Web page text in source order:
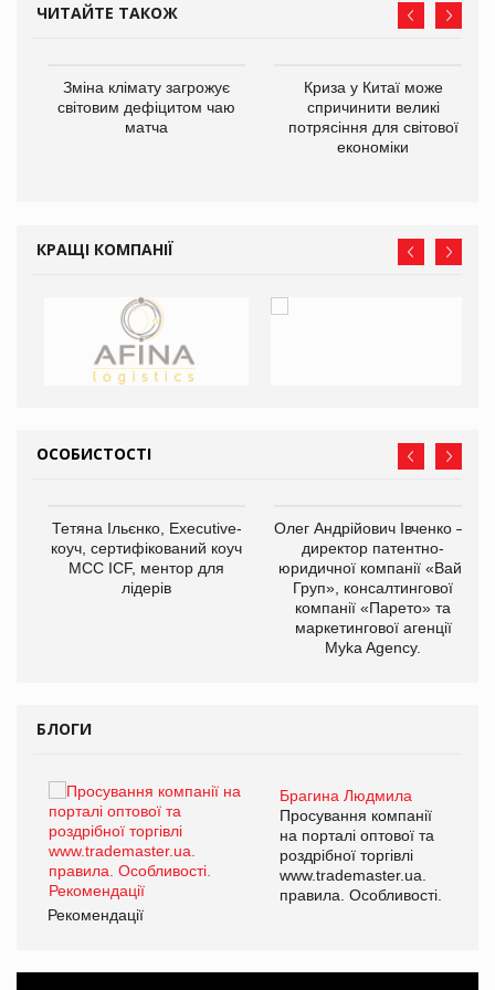
ЧИТАЙТЕ ТАКОЖ
Зміна клімату загрожує
світовим дефіцитом чаю
матча
Криза у Китаї може
спричинити великі
потрясіння для світової
економіки
КРАЩІ КОМПАНІЇ
ОСОБИСТОСТІ
Тетяна Ільєнко, Executive-
коуч, сертифікований коуч
МСС ICF, ментор для
лідерів
Олег Андрійович Івченко —
директор патентно-
юридичної компанії «Вайз
Груп», консалтингової
компанії «Парето» та
маркетингової агенції
Myka Agency.
БЛОГИ
Брагина Людмила
Просування компанії
на порталі оптової та
роздрібної торгівлі
www.trademaster.ua.
правила. Особливості.
Рекомендації